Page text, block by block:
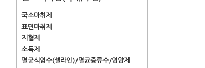
국소마취제
표면마취제
지혈제
소독제
멸균식염수(셀라인)/멸균증류수/영양제